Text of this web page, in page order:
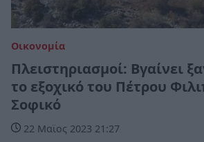
Οικονομία
Πλειστηριασμοί: Βγαίνει
το εξοχικό του Πέτρου
Σοφικό
22 Μαϊος 2023 21:27